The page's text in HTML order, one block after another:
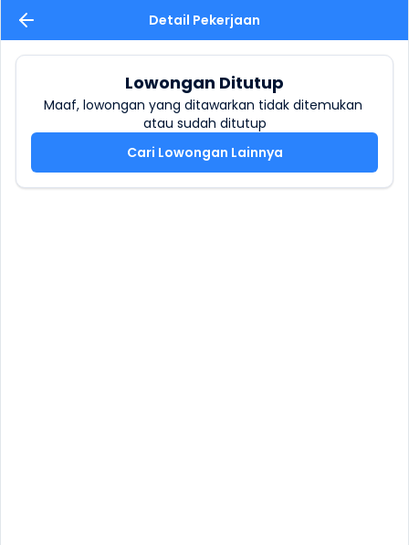
Detail Pekerjaan
Lowongan Ditutup
Maaf, lowongan yang ditawarkan tidak ditemukan
atau sudah ditutup
Cari Lowongan Lainnya